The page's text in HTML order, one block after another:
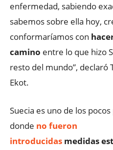
enfermedad, sabiendo
sabemos sobre ella hoy,
conformaríamos con
camino entre lo que hizo
resto del mundo”, declaró
Ekot.
Suecia es uno de los
donde no fueron
introducidas medidas